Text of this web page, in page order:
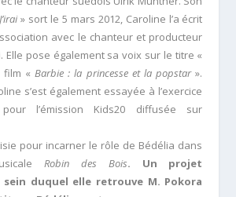
J’irai» sort le 5 mars 2012, Caroline l’a écrit
avec le chanteur et producteur
Elle pose également sa voix sur le titre «
film «Barbie : la princesse et la popstar».
s’est également essayée à l’exercice
l’émission Kids20 diffusée sur
pour incarner le rôle de Bédélia dans
Robin des Bois. Un projet
sein duquel elle retrouve M. Pokora